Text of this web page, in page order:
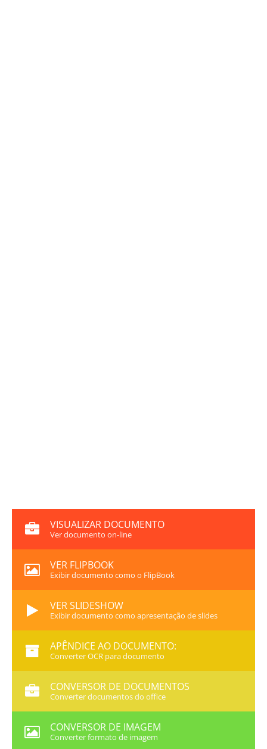
VISUALIZAR DOCUMENTO
Ver documento on-line
VER FLIPBOOK
Exibir documento como o FlipBook
VER SLIDESHOW
Exibir documento como apresentação de slides
APÊNDICE AO DOCUMENTO:
Converter OCR para documento
CONVERSOR DE DOCUMENTOS
Converter documentos do office
CONVERSOR DE IMAGEM
Converter formato de imagem